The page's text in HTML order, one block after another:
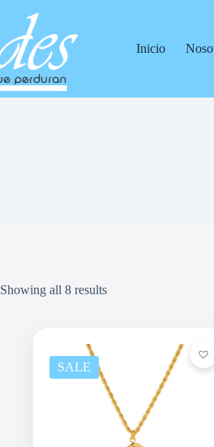
Inicio
Showing all 8 results
SALE